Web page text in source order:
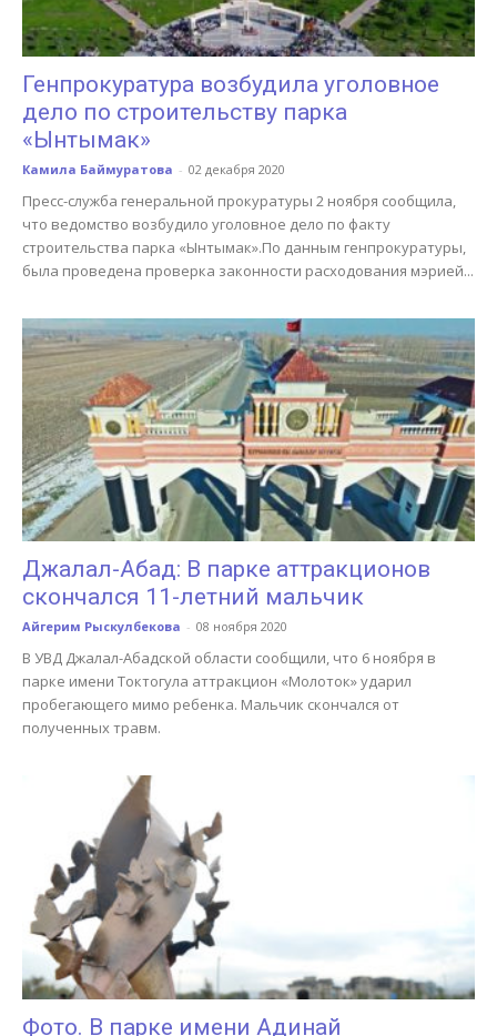
Генпрокуратура возбудила уголовное
дело по строительству парка
«Ынтымак»
Камила Баймуратова - 02 декабря 2020
Пресс-служба генеральной прокуратуры 2 ноября сообщила,
что ведомство возбудило уголовное дело по факту
строительства парка «Ынтымак».По данным генпрокуратуры,
была проведена проверка законности расходования мэрией...
Джалал-Абад: В парке аттракционов
скончался 11-летний мальчик
Айгерим Рыскулбекова - 08 ноября 2020
В УВД Джалал-Абадской области сообщили, что 6 ноября в
парке имени Токтогула аттракцион «Молоток» ударил
пробегающего мимо ребенка. Мальчик скончался от
полученных травм.
Фото. В парке имени Адинай